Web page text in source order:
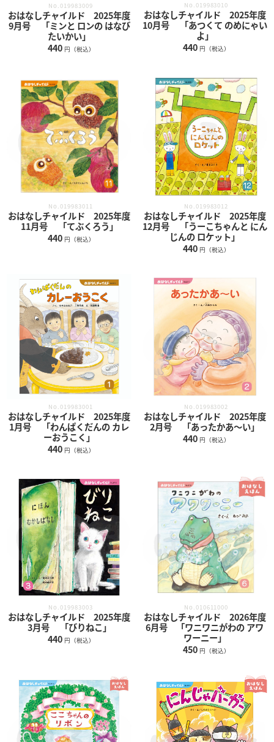
No.019983009
おはなしチャイルド 2025年度
9月号 「ミンと ロンの はなび
たいかい」
440 円（税込）
No.019983010
おはなしチャイルド 2025年度
10月号 「あつくて のめにゃい
よ」
440 円（税込）
No.019983011
おはなしチャイルド 2025年度
11月号 「てぶくろう」
440 円（税込）
No.019983012
おはなしチャイルド 2025年度
12月号 「うーこちゃんと にん
じんの ロケット」
440 円（税込）
No.019983001
おはなしチャイルド 2025年度
1月号 「わんぱくだんの カレ
ーおうこく」
440 円（税込）
No.019983002
おはなしチャイルド 2025年度
2月号 「あったかあ〜い」
440 円（税込）
No.019983003
おはなしチャイルド 2025年度
3月号 「びりねこ」
440 円（税込）
No.010611000
おはなしチャイルド 2026年度
6月号 「ワニワニがわの アワ
ワーニー」
450 円（税込）